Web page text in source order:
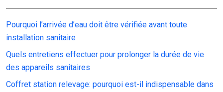
Pourquoi l’arrivée d’eau doit être vérifiée avant toute
installation sanitaire
Quels entretiens effectuer pour prolonger la durée de vie
des appareils sanitaires
Coffret station relevage: pourquoi est-il indispensable dans